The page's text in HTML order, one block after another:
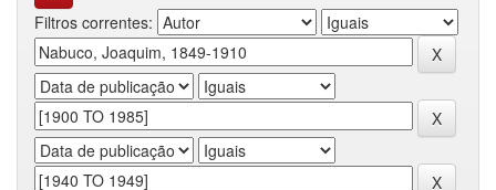
Filtros correntes: